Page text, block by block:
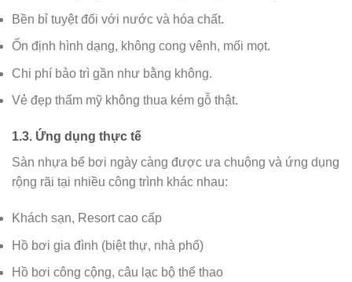
Bền bỉ tuyệt đối với nước và hóa chất.
Ổn định hình dạng, không cong vênh, mối mọt.
Chi phí bảo trì gần như bằng không.
Vẻ đẹp thẩm mỹ không thua kém gỗ thật.
1.3. Ứng dụng thực tế
Sàn nhựa bể bơi ngày càng được ưa chuộng và ứng dụng
rộng rãi tại nhiều công trình khác nhau:
Khách sạn, Resort cao cấp
Hồ bơi gia đình (biệt thự, nhà phố)
Hồ bơi công cộng, câu lạc bộ thể thao